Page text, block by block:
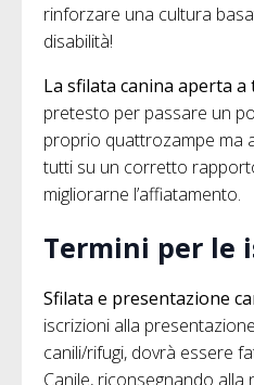
rinforzare una cultura
disabilità!
La sfilata canina aperta
pretesto per passare un
proprio quattrozampe ma
tutti su un corretto
migliorarne l’affiatamento.
Termini per le
Sfilata e presentazione
iscrizioni alla
canili/rifugi, dovrà essere
Canile, riconsegnando